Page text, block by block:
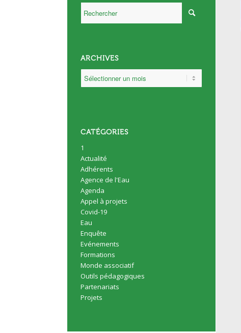
ARCHIVES
CATÉGORIES
1
Actualité
Adhérents
Agence de l'Eau
Agenda
Appel à projets
Covid-19
Eau
Enquête
Evénements
Formations
Monde associatif
Outils pédagogiques
Partenariats
Projets